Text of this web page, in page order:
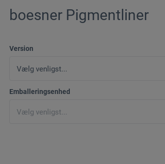
boesner Pigmentliner
Version
Emballeringsenhed